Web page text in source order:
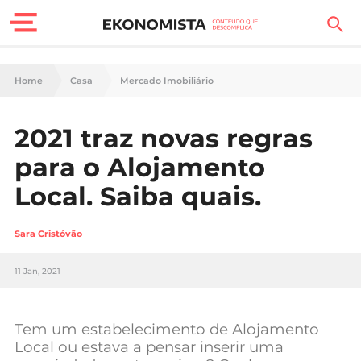
Finanças Pessoais
Carreira
Casa
Lifestyle
Sociedade
Negócios
Home Casa Mercado Imobiliário
2021 traz novas regras
para o Alojamento
Local. Saiba quais.
Sara Cristóvão
11 Jan, 2021
Tem um estabelecimento de Alojamento
Local ou estava a pensar inserir uma